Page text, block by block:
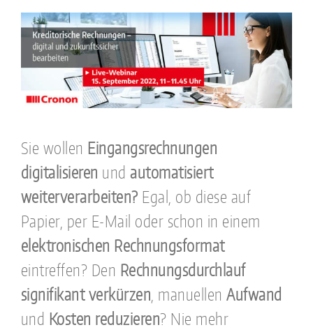
Sie wollen Eingangsrechnungen
digitalisieren und automatisiert
weiterverarbeiten? Egal, ob diese auf
Papier, per E-Mail oder schon in einem
elektronischen Rechnungsformat
eintreffen? Den Rechnungsdurchlauf
signifikant verkürzen, manuellenAufwand
und Kosten reduzieren? Nie mehr